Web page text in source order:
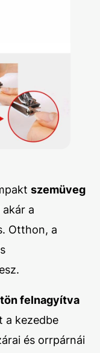
szemüveg
akár a
Otthon, a
felnagyítva
a kezedbe
és orrpárnái